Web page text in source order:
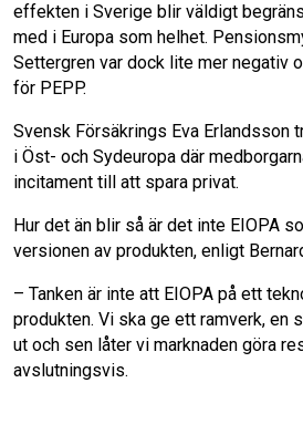
effekten i Sverige blir väldigt
med i Europa som helhet.
Settergren var dock lite mer negativ
för PEPP.
Svensk Försäkrings Eva Erlandsson
i Öst- och Sydeuropa där
incitament till att spara privat.
Hur det än blir så är det inte EIOPA
versionen av produkten, enligt
– Tanken är inte att EIOPA på ett
produkten. Vi ska ge ett ramverk, en
ut och sen låter vi marknaden göra
avslutningsvis.